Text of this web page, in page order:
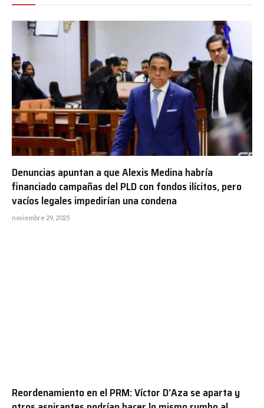
Denuncias apuntan a que Alexis Medina habría
financiado campañas del PLD con fondos ilícitos, pero
vacíos legales impedirían una condena
noviembre 29, 2025
Reordenamiento en el PRM: Víctor D’Aza se aparta y